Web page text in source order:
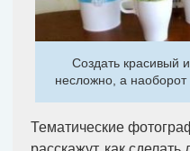
Создать красивый
несложно, а наоборот
Тематические